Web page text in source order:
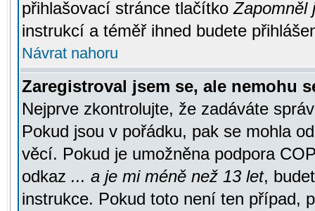
přihlašovací stránce tlačítkoZapomněl
instrukcí a téměř ihned budete
Návrat nahoru
Zaregistroval jsem se, ale nemohu
Nejprve zkontrolujte, že zadáváte
Pokud jsou v pořádku, pak se mohla
věcí. Pokud je umožněna podpora
odkaz ... a je mi méně než 13 let,
instrukce. Pokud toto není ten případ,